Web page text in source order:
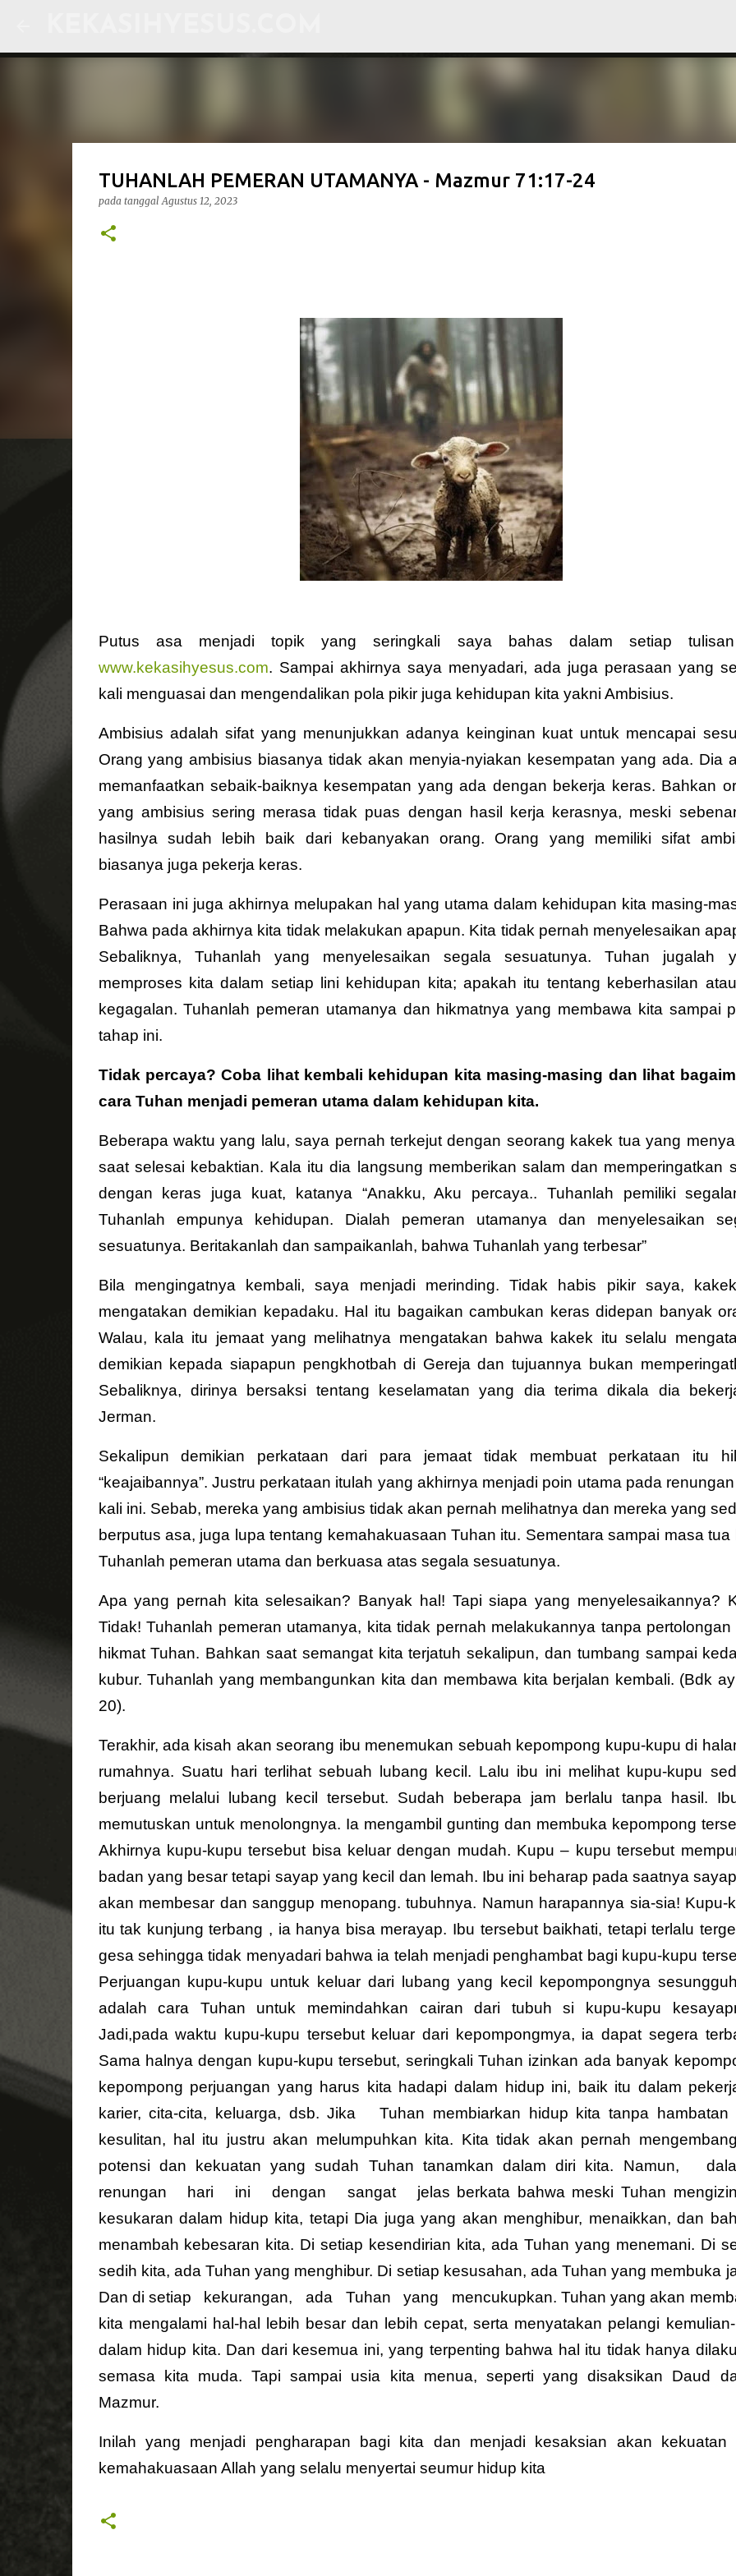
TUHANLAH PEMERAN UTAMANYA - Mazmur 71:17-24
pada tanggalAgustus 12, 2023
Putus asa menjadi topik yang seringkali saya bahas dalam setiap
www.kekasihyesus.com. Sampai akhirnya saya menyadari, ada juga perasaan yang
kali menguasai dan mengendalikan pola pikir juga kehidupan kita yakni Ambisius.
Ambisius adalah sifat yang menunjukkan adanya keinginan kuat untuk mencapai
Orang yang ambisius biasanya tidak akan menyia-nyiakan kesempatan yang ada. Dia
memanfaatkan sebaik-baiknya kesempatan yang ada dengan bekerja keras. Bahkan
yang ambisius sering merasa tidak puas dengan hasil kerja kerasnya, meski
hasilnya sudah lebih baik dari kebanyakan orang. Orang yang memiliki sifat
biasanya juga pekerja keras.
Perasaan ini juga akhirnya melupakan hal yang utama dalam kehidupan kita masing-
Bahwa pada akhirnya kita tidak melakukan apapun. Kita tidak pernah menyelesaikan
Sebaliknya, Tuhanlah yang menyelesaikan segala sesuatunya. Tuhan jugalah
memproses kita dalam setiap lini kehidupan kita; apakah itu tentang keberhasilan
kegagalan. Tuhanlah pemeran utamanya dan hikmatnya yang membawa kita sampai
tahap ini.
Tidak percaya? Coba lihat kembali kehidupan kita masing-masing dan lihat
cara Tuhan menjadi pemeran utama dalam kehidupan kita.
Beberapa waktu yang lalu, saya pernah terkejut dengan seorang kakek tua yang
saat selesai kebaktian. Kala itu dia langsung memberikan salam dan memperingatkan
dengan keras juga kuat, katanya “Anakku, Aku percaya.. Tuhanlah pemiliki
Tuhanlah empunya kehidupan. Dialah pemeran utamanya dan menyelesaikan
sesuatunya. Beritakanlah dan sampaikanlah, bahwa Tuhanlah yang terbesar”
Bila mengingatnya kembali, saya menjadi merinding. Tidak habis pikir saya,
mengatakan demikian kepadaku. Hal itu bagaikan cambukan keras didepan banyak
Walau, kala itu jemaat yang melihatnya mengatakan bahwa kakek itu selalu
demikian kepada siapapun pengkhotbah di Gereja dan tujuannya bukan
Sebaliknya, dirinya bersaksi tentang keselamatan yang dia terima dikala dia
Jerman.
Sekalipun demikian perkataan dari para jemaat tidak membuat perkataan itu
“keajaibannya”. Justru perkataan itulah yang akhirnya menjadi poin utama pada
kali ini. Sebab, mereka yang ambisius tidak akan pernah melihatnya dan mereka yang
berputus asa, juga lupa tentang kemahakuasaan Tuhan itu. Sementara sampai masa tua
Tuhanlah pemeran utama dan berkuasa atas segala sesuatunya.
Apa yang pernah kita selesaikan? Banyak hal! Tapi siapa yang menyelesaikannya?
Tidak! Tuhanlah pemeran utamanya, kita tidak pernah melakukannya tanpa pertolongan
hikmat Tuhan. Bahkan saat semangat kita terjatuh sekalipun, dan tumbang sampai
kubur. Tuhanlah yang membangunkan kita dan membawa kita berjalan kembali. (Bdk
20).
Terakhir, ada kisah akan seorang ibu menemukan sebuah kepompong kupu-kupu di
rumahnya. Suatu hari terlihat sebuah lubang kecil. Lalu ibu ini melihat kupu-kupu
berjuang melalui lubang kecil tersebut. Sudah beberapa jam berlalu tanpa hasil.
memutuskan untuk menolongnya. Ia mengambil gunting dan membuka kepompong
Akhirnya kupu-kupu tersebut bisa keluar dengan mudah. Kupu – kupu tersebut
badan yang besar tetapi sayap yang kecil dan lemah. Ibu ini beharap pada saatnya
akan membesar dan sanggup menopang. tubuhnya. Namun harapannya sia-sia! Kupu-
itu tak kunjung terbang , ia hanya bisa merayap. Ibu tersebut baikhati, tetapi terlalu
gesa sehingga tidak menyadari bahwa ia telah menjadi penghambat bagi kupu-kupu
Perjuangan kupu-kupu untuk keluar dari lubang yang kecil kepompongnya
adalah cara Tuhan untuk memindahkan cairan dari tubuh si kupu-kupu
Jadi,pada waktu kupu-kupu tersebut keluar dari kepompongmya, ia dapat segera
Sama halnya dengan kupu-kupu tersebut, seringkali Tuhan izinkan ada banyak
kepompong perjuangan yang harus kita hadapi dalam hidup ini, baik itu dalam
karier, cita-cita, keluarga, dsb. Jika
Tuhan membiarkan hidup kita tanpa hambatan
kesulitan, hal itu justru akan melumpuhkan kita. Kita tidak akan pernah
potensi dan kekuatan yang sudah Tuhan tanamkan dalam diri kita. Namun,
renungan
hari ini dengan sangat
jelas berkata bahwa meski Tuhan
kesukaran dalam hidup kita, tetapi Dia juga yang akan menghibur, menaikkan, dan
menambah kebesaran kita. Di setiap kesendirian kita, ada Tuhan yang menemani. Di
sedih kita, ada Tuhan yang menghibur. Di setiap kesusahan, ada Tuhan yang membuka
Dan di setiap
kekurangan, ada Tuhan yang
mencukupkan. Tuhan yang akan
kita mengalami hal-hal lebih besar dan lebih cepat, serta menyatakan pelangi
dalam hidup kita. Dan dari kesemua ini, yang terpenting bahwa hal itu tidak hanya
semasa kita muda. Tapi sampai usia kita menua, seperti yang disaksikan Daud
Mazmur.
Inilah yang menjadi pengharapan bagi kita dan menjadi kesaksian akan kekuatan
kemahakuasaan Allah yang selalu menyertai seumur hidup kita